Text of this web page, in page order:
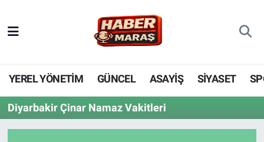
YEREL YÖNETİM GÜNCEL ASAYİŞ SİYASET
Diyarbakir Çinar Namaz Vakitleri
YEREL YÖNETİM
GÜNCEL
BİLİM VE TEKNOLOJİ
Nöbetçi Eczaneler
Hava Durumu
Trafik Durumu